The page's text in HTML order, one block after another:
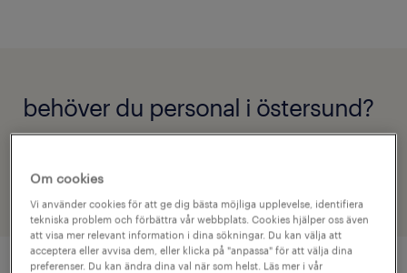
behöver du personal i östersund?
Om cookies
Vi använder cookies för att ge dig bästa möjliga upplevelse, identifiera
tekniska problem och förbättra vår webbplats. Cookies hjälper oss även
att visa mer relevant information i dina sökningar. Du kan välja att
acceptera eller avvisa dem, eller klicka på "anpassa" för att välja dina
preferenser. Du kan ändra dina val när som helst. Läs mer i vår